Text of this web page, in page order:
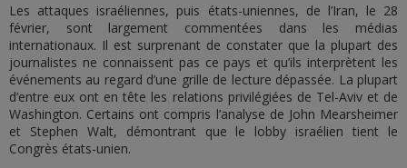
Les attaques israéliennes, puis états-uniennes, de l’Iran, le 28
février, sont largement commentées dans les médias
internationaux. Il est surprenant de constater que la plupart des
journalistes ne connaissent pas ce pays et qu’ils interprètent les
événements au regard d’une grille de lecture dépassée. La plupart
d’entre eux ont en tête les relations privilégiées de Tel-Aviv et de
Washington. Certains ont compris l’analyse de John Mearsheimer
et Stephen Walt, démontrant que le lobby israélien tient le
Congrès états-unien.